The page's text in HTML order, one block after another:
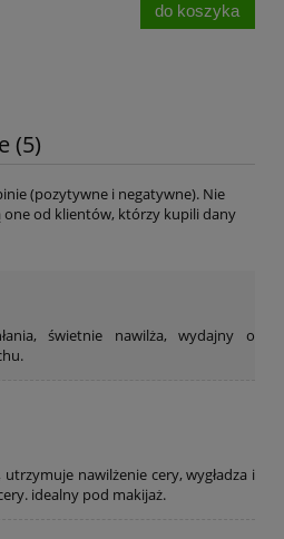
do koszyka
(5)
(pozytywne i negatywne). Nie
od klientów, którzy kupili dany
świetnie nawilża, wydajny o
nawilżenie cery, wygładza i
idealny pod makijaż.